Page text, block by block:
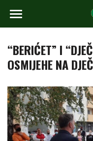
“BERIĆET” I
OSMIJEHE NA